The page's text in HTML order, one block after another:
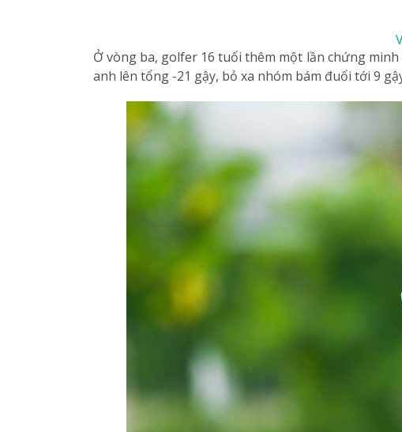
Ở vòng ba, golfer 16 tuổi thêm một lần chứng
anh lên tổng -21 gậy, bỏ xa nhóm bám đuổi tới 9